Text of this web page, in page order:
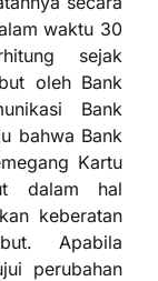
waktu 30
sejak
oleh Bank
Bank
bahwa Bank
Kartu
dalam hal
keberatan
Apabila
perubahan